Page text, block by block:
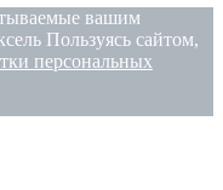
вашим
Пользуясь сайтом,
персональных